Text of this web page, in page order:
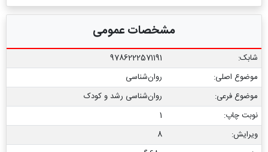
مشخصات عمومی
شابک:
9786222571191
موضوع اصلی:
روان‌شناسی
موضوع فرعی:
روان‏‌شناسی رشد و کودک
نوبت چاپ:
1
ویرایش:
8